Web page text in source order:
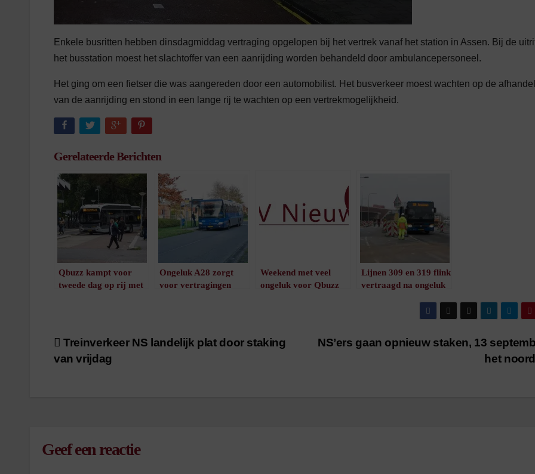
Enkele busritten hebben dinsdagmiddag vertraging opgelopen bij het vertrek vanaf het station in Assen. Bij de
het busstation moest het slachtoffer van een aanrijding worden behandeld door ambulancepersoneel.
Het ging om een fietser die was aangereden door een automobilist. Het busverkeer moest wachten op de
van de aanrijding en stond in een lange rij te wachten op een vertrekmogelijkheid.
Gerelateerde Berichten
Qbuzz kampt voor
tweede dag op rij met
Ongeluk A28 zorgt
voor vertragingen
Weekend met veel
ongeluk voor Qbuzz
Lijnen 309 en 319 flink
vertraagd na ongeluk
minuut leestijd
Bericht
navigatie
NS’ers gaan opnieuw staken, 13
het
Treinverkeer NS landelijk plat door staking
van vrijdag
Geef een reactie